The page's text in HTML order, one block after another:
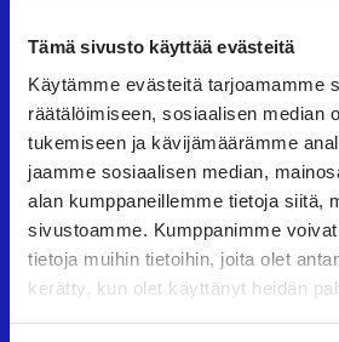
Tämä sivusto käyttää evästeitä
Käytämme evästeitä tarjoamamme
räätälöimiseen, sosiaalisen median
tukemiseen ja kävijämäärämme
jaamme sosiaalisen median,
alan kumppaneillemme tietoja siitä,
sivustoamme. Kumppanimme
tietoja muihin tietoihin, joita olet
kerätty, kun olet käyttänyt heidän
Suomen Tekstiili &
Suomen Tekstiili & Muoti ry on
muotialan yritysten etujärjestö,
asiantuntijapalveluita,
Neuvottelemme
noudattavat kaikki alan
Tutustu meihin tarkemmin